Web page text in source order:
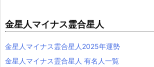
金星人マイナス霊合星人
金星人マイナス霊合星人2025年運勢
金星人マイナス霊合星人 有名人一覧